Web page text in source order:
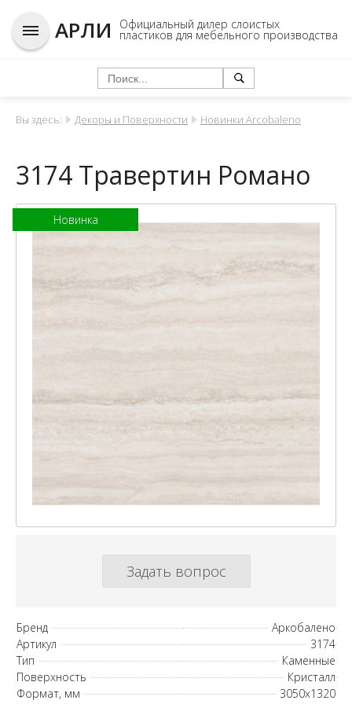
АРЛИ Официальный дилер слоистых
пластиков для мебельного производства
Вы здесь: Декоры и Поверхности Новинки Arcobaleno
3174 Травертин Романо
Новинка
Задать вопрос
Бренд
Аркобалено
Артикул
3174
Тип
Каменные
Поверхность
Кристалл
Формат, мм
3050х1320